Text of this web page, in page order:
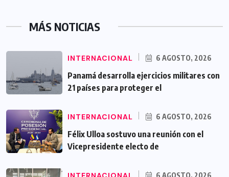
MÁS NOTICIAS
INTERNACIONAL 6 AGOSTO, 2026
Panamá desarrolla ejercicios militares con
21 países para proteger el
INTERNACIONAL 6 AGOSTO, 2026
Félix Ulloa sostuvo una reunión con el
Vicepresidente electo de
6 AGOSTO, 2026